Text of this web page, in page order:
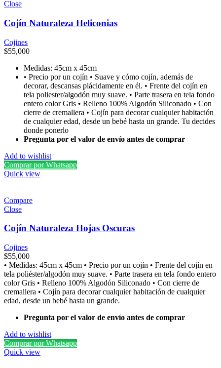
Close
Cojín Naturaleza Heliconias
Cojines
$55,000
Medidas: 45cm x 45cm
• Precio por un cojín • Suave y cómo cojín, además de
decorar, descansas plácidamente en él. • Frente del cojín en
tela poliester/algodón muy suave. • Parte trasera en tela fondo
entero color Gris • Relleno 100% Algodón Siliconado • Con
cierre de cremallera • Cojín para decorar cualquier habitación
de cualquier edad, desde un bebé hasta un grande. Tu decides
donde ponerlo
Pregunta por el valor de envío antes de comprar
Add to wishlist
Comprar por Whatsapp
Quick view
Compare
Close
Cojín Naturaleza Hojas Oscuras
Cojines
$55,000
• Medidas: 45cm x 45cm • Precio por un cojín • Frente del cojín en
tela poliéster/algodón muy suave. • Parte trasera en tela fondo entero
color Gris • Relleno 100% Algodón Siliconado • Con cierre de
cremallera • Cojín para decorar cualquier habitación de cualquier
edad, desde un bebé hasta un grande.
Pregunta por el valor de envío antes de comprar
Add to wishlist
Comprar por Whatsapp
Quick view